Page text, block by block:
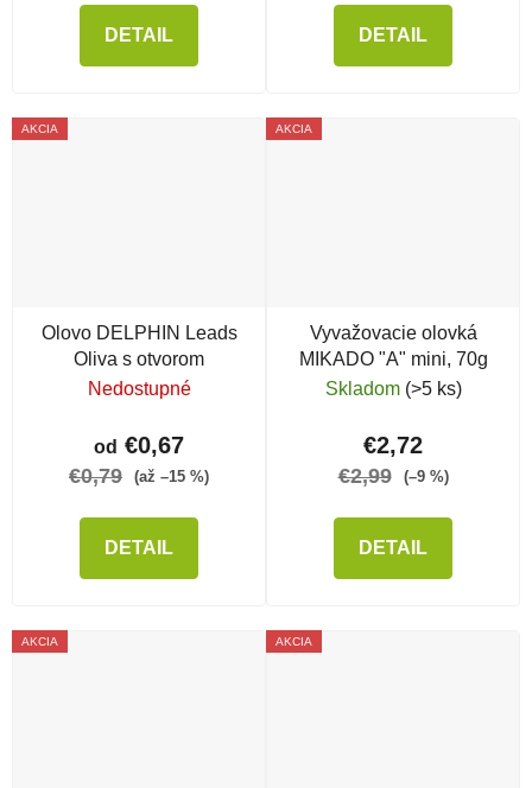
DETAIL DETAIL
AKCIA
Olovo DELPHIN Leads
Oliva s otvorom
Nedostupné
od €0,67
€0,79 (až –15 %)
DETAIL
AKCIA
Vyvažovacie olovká
MIKADO "A" mini, 70g
Skladom (>5 ks)
€2,72
€2,99 (–9 %)
DETAIL
AKCIA AKCIA